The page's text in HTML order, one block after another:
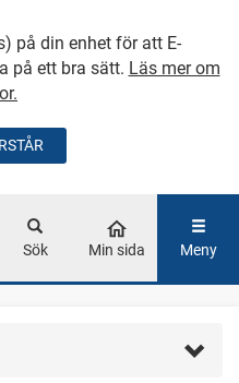
på din enhet för att E-
på ett bra sätt. Läs mer om
GÅ DIREKT TILL
Sök Min sida Meny